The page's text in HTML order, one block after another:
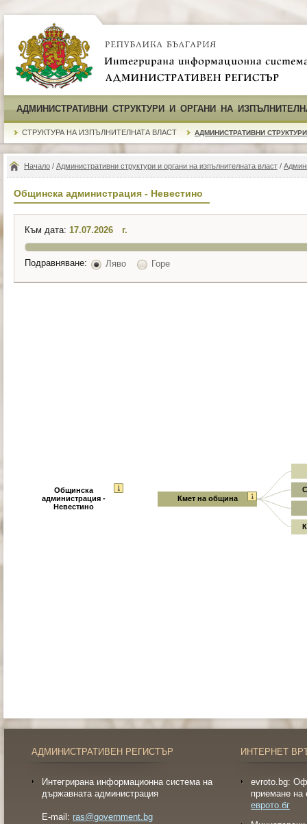
АДМИНИСТРАТИВНИ СТРУКТУРИ И ОРГАНИ НА
СТРУКТУРА НА ИЗПЪЛНИТЕЛНАТА ВЛАСТ АДМИНИСТРАТИВНИ СТРУКТУРИ
Начало / Административни структури и органи на изпълнителната власт /
Общинска администрация - Невестино
Към дата: г.
Подравняване: Ляво Горе
Общинска
администрация -
Невестино
Кмет на община
АДМИНИСТРАТИВЕН РЕГИСТЪР
Интегрирана информационна система на
държавната администрация
E-mail: ras@government.bg
ИНТЕРНЕТ
evroto.bg:
приемане на
еврото.бг